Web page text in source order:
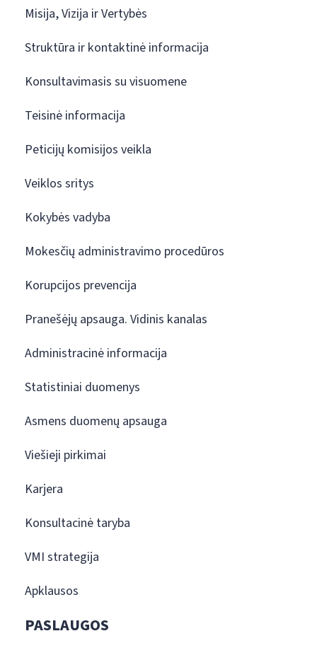
Misija, Vizija ir Vertybės
Struktūra ir kontaktinė informacija
Konsultavimasis su visuomene
Teisinė informacija
Peticijų komisijos veikla
Veiklos sritys
Kokybės vadyba
Mokesčių administravimo procedūros
Korupcijos prevencija
Pranešėjų apsauga. Vidinis kanalas
Administracinė informacija
Statistiniai duomenys
Asmens duomenų apsauga
Viešieji pirkimai
Karjera
Konsultacinė taryba
VMI strategija
Apklausos
PASLAUGOS